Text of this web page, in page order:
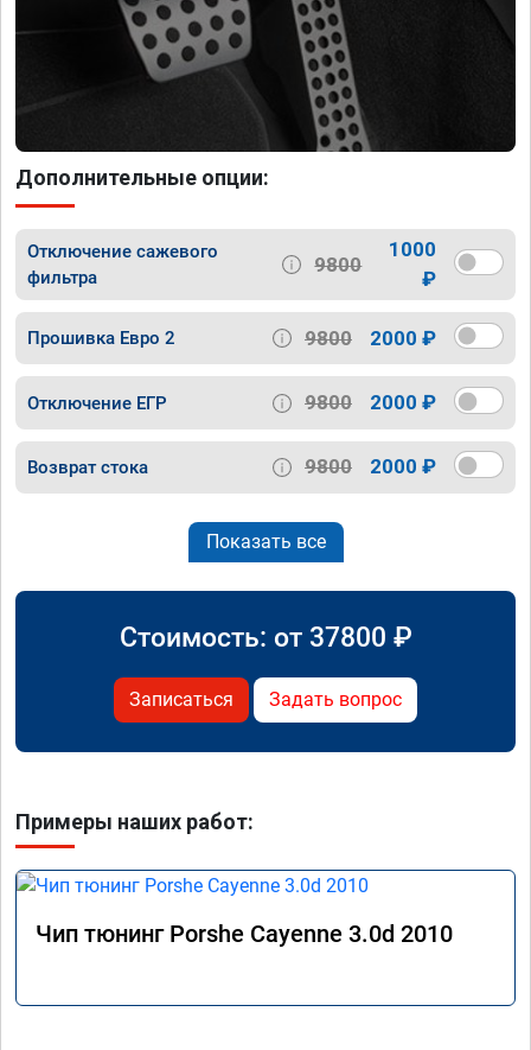
Дополнительные опции:
Отключение сажевого
фильтра
9800
1000
₽
Прошивка Евро 2 9800 2000 ₽
Отключение ЕГР 9800 2000 ₽
Возврат стока 9800 2000 ₽
Показать все
Стоимость: от 37800 ₽
Записаться Задать вопрос
Примеры наших работ:
Чип тюнинг Porshe Cayenne 3.0d 2010